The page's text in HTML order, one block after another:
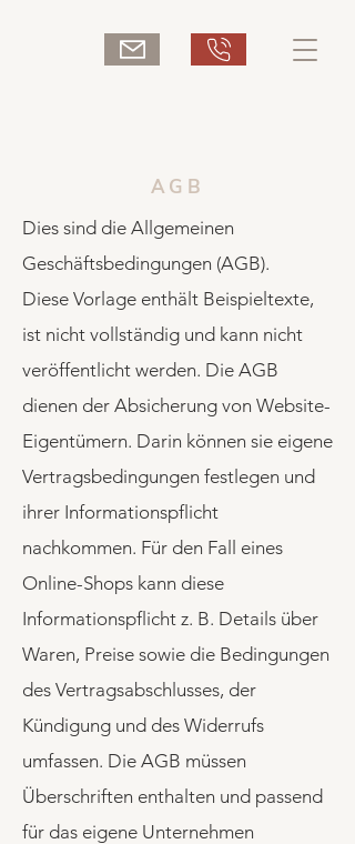
AGB
Dies sind die Allgemeinen
Geschäftsbedingungen (AGB).
Diese Vorlage enthält Beispieltexte,
ist nicht vollständig und kann nicht
veröffentlicht werden. Die AGB
dienen der Absicherung von Website-
Eigentümern. Darin können sie eigene
Vertragsbedingungen festlegen und
ihrer Informationspflicht
nachkommen. Für den Fall eines
Online-Shops kann diese
Informationspflicht z. B. Details über
Waren, Preise sowie die Bedingungen
des Vertragsabschlusses, der
Kündigung und des Widerrufs
umfassen. Die AGB müssen
Überschriften enthalten und passend
für das eigene Unternehmen